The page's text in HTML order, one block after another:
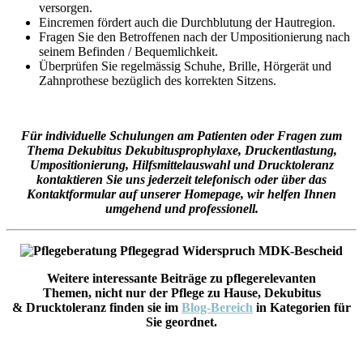
versorgen.
Eincremen fördert auch die Durchblutung der Hautregion.
Fragen Sie den Betroffenen nach der Umpositionierung nach
seinem Befinden / Bequemlichkeit.
Überprüfen Sie regelmässig Schuhe, Brille, Hörgerät und
Zahnprothese bezüglich des korrekten Sitzens.
Für individuelle Schulungen am Patienten oder Fragen zum
Thema Dekubitus Dekubitusprophylaxe, Druckentlastung,
Umpositionierung, Hilfsmittelauswahl und Drucktoleranz
kontaktieren Sie uns jederzeit telefonisch oder über das
Kontaktformular auf unserer Homepage, wir helfen Ihnen
umgehend und professionell.
Weitere interessante Beiträge zu pflegerelevanten
Themen, nicht nur der Pflege zu Hause, Dekubitus
& Drucktoleranz finden sie im Blog-Bereich in Kategorien für
Sie geordnet.